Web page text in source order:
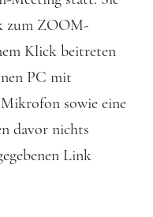
zum ZOOM-
Klick beitreten
PC mit
sowie eine
davor nichts
Link